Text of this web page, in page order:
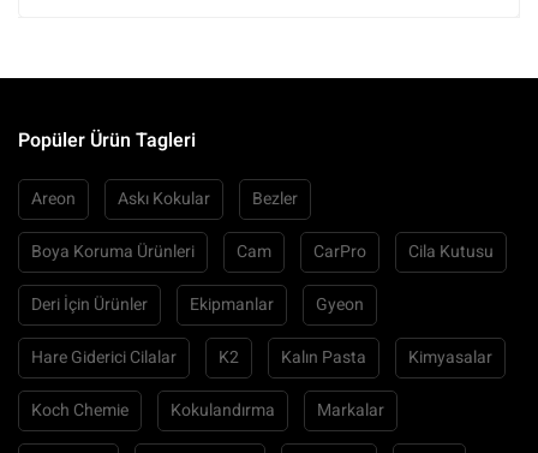
Popüler Ürün Tagleri
Areon Askı Kokular Bezler
Boya Koruma Ürünleri Cam CarPro Cila Kutusu
Deri İçin Ürünler Ekipmanlar Gyeon
Hare Giderici Cilalar K2 Kalın Pasta Kimyasalar
Koch Chemie Kokulandırma Markalar